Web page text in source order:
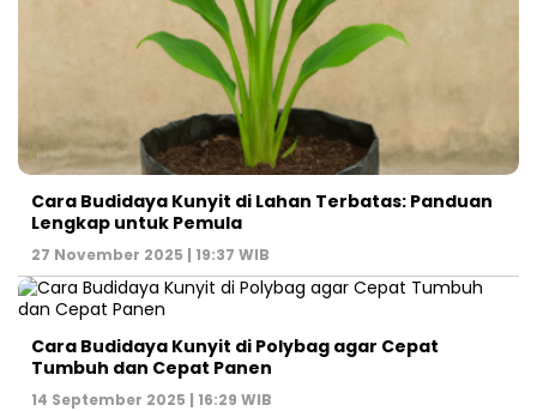
Cara Budidaya Kunyit di Lahan Terbatas: Panduan
Lengkap untuk Pemula
27 November 2025 | 19:37 WIB
Cara Budidaya Kunyit di Polybag agar Cepat
Tumbuh dan Cepat Panen
14 September 2025 | 16:29 WIB